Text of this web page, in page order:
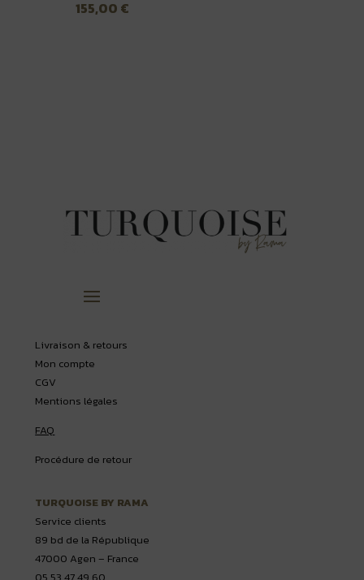
155,00 €
Livraison & retours
Mon compte
CGV
Mentions légales
FAQ
Procédure de retour
TURQUOISE BY RAMA
Service clients
89 bd de la République
47000 Agen – France